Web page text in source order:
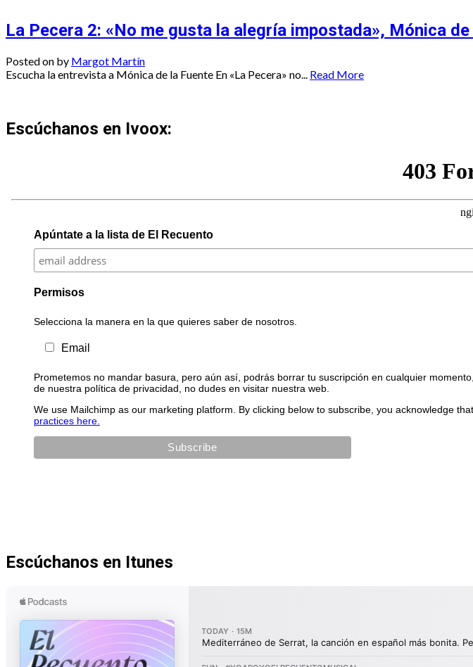
La Pecera 2: «No me gusta la alegría impostada», Mónica
Posted on by Margot Martín
Escucha la entrevista a Mónica de la Fuente En «La Pecera» no...
Read More
Escúchanos en Ivoox:
Apúntate a la lista de El Recuento
Permisos
Selecciona la manera en la que quieres saber de nosotros.
Email
Prometemos no mandar basura, pero aún así, podrás borrar tu suscripción en cualquier
de nuestra política de privacidad, no dudes en visitar nuestra web.
We use Mailchimp as our marketing platform. By clicking below to subscribe, you acknowledge
practices here.
Escúchanos en Itunes